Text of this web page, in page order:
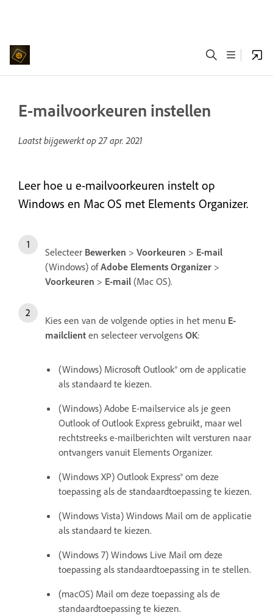
E-mailvoorkeuren instellen
Laatst bijgewerkt op27 apr. 2021
Leer hoe u e-mailvoorkeuren instelt op
Windows en Mac OS met Elements Organizer.
Selecteer Bewerken > Voorkeuren > E-mail
(Windows) ofAdobe Elements Organizer >
Voorkeuren > E-mail (Mac OS).
Kies een van de volgende opties in het menu E-
mailclient en selecteer vervolgens OK:
(Windows) Microsoft Outlook® om de applicatie
als standaard te kiezen.
(Windows) Adobe E-mailservice als je geen
Outlook of Outlook Express gebruikt, maar wel
rechtstreeks e-mailberichten wilt versturen naar
ontvangers vanuit Elements Organizer.
(Windows XP) Outlook Express® om deze
toepassing als de standaardtoepassing te kiezen.
(Windows Vista) Windows Mail om de applicatie
als standaard te kiezen.
(Windows 7) Windows Live Mail om deze
toepassing als standaardtoepassing in te stellen.
(macOS) Mail om deze toepassing als de
standaardtoepassing te kiezen.